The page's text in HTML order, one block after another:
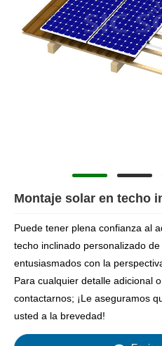
Montaje solar en techo
Puede tener plena confianza al
techo inclinado personalizado
entusiasmados con la
Para cualquier detalle adicional
contactarnos; ¡Le aseguramos
usted a la brevedad!